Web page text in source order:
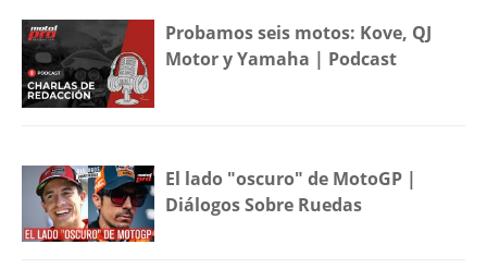
Probamos seis motos: Kove, QJ
Motor y Yamaha | Podcast
El lado "oscuro" de MotoGP |
Diálogos Sobre Ruedas